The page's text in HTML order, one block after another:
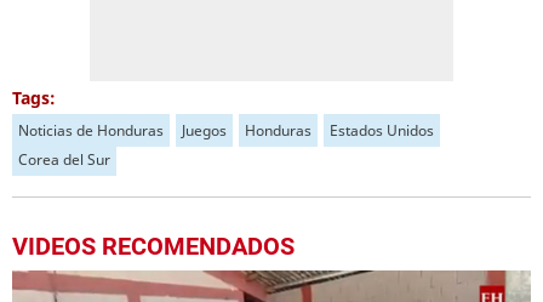
Tags:
Noticias de Honduras Juegos Honduras
Estados Unidos
Corea del Sur
VIDEOS RECOMENDADOS